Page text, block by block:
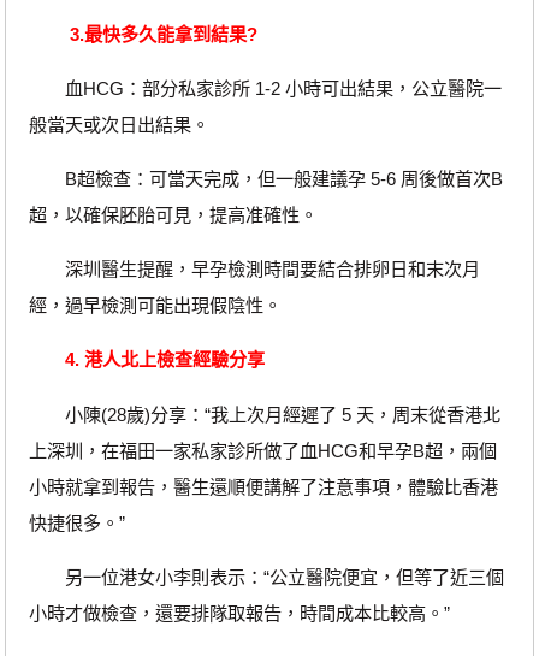
3.最快多久能拿到結果?
血HCG：部分私家診所 1-2 小時可出結果，公立醫院一
般當天或次日出結果。
B超檢查：可當天完成，但一般建議孕 5-6 周後做首次B
超，以確保胚胎可見，提高准確性。
深圳醫生提醒，早孕檢測時間要結合排卵日和末次月
經，過早檢測可能出現假陰性。
4. 港人北上檢查經驗分享
小陳(28歲)分享：“我上次月經遲了 5 天，周末從香港北
上深圳，在福田一家私家診所做了血HCG和早孕B超，兩個
小時就拿到報告，醫生還順便講解了注意事項，體驗比香港
快捷很多。”
另一位港女小李則表示：“公立醫院便宜，但等了近三個
小時才做檢查，還要排隊取報告，時間成本比較高。”